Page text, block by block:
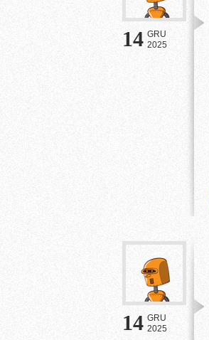
14 GRU
2025
14 GRU
2025